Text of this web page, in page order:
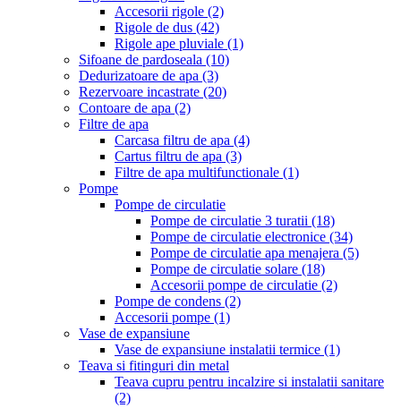
Accesorii rigole (2)
Rigole de dus (42)
Rigole ape pluviale (1)
Sifoane de pardoseala (10)
Dedurizatoare de apa (3)
Rezervoare incastrate (20)
Contoare de apa (2)
Filtre de apa
Carcasa filtru de apa (4)
Cartus filtru de apa (3)
Filtre de apa multifunctionale (1)
Pompe
Pompe de circulatie
Pompe de circulatie 3 turatii (18)
Pompe de circulatie electronice (34)
Pompe de circulatie apa menajera (5)
Pompe de circulatie solare (18)
Accesorii pompe de circulatie (2)
Pompe de condens (2)
Accesorii pompe (1)
Vase de expansiune
Vase de expansiune instalatii termice (1)
Teava si fitinguri din metal
Teava cupru pentru incalzire si instalatii sanitare
(2)